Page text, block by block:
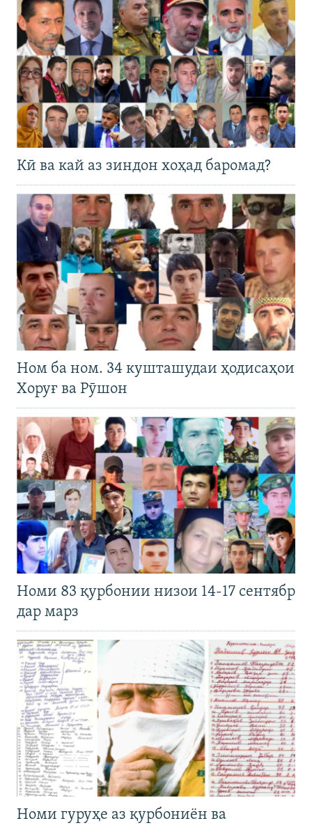
Кӣ ва кай аз зиндон хоҳад баромад?
Ном ба ном. 34 кушташудаи ҳодисаҳои
Хоруғ ва Рӯшон
Номи 83 қурбонии низои 14-17 сентябр
дар марз
Номи гуруҳе аз қурбониён ва